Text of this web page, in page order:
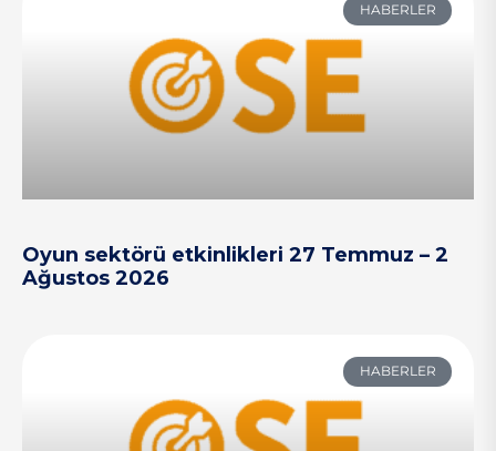
HABERLER
Oyun sektörü etkinlikleri 27 Temmuz – 2
Ağustos 2026
HABERLER